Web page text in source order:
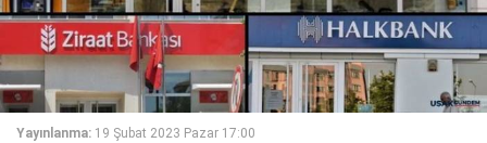
Yayınlanma: 19 Şubat 2023 Pazar 17:00